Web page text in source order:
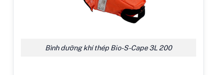
Bình dưỡng khí thép Bio-S-Cape 3L 200